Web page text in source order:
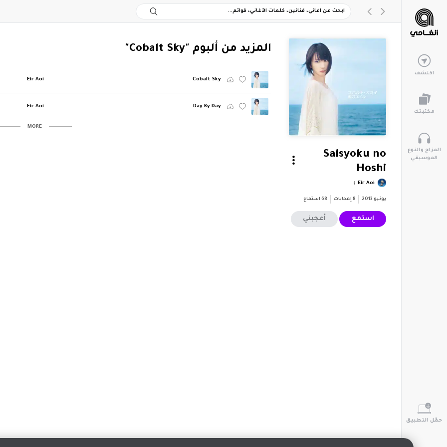
اكتشف
مكتبتك
المزاج والنوع
الموسيقي
حمّل التطبيق
Saisyoku no
Hoshi
Eir Aoi
يونيو 2013 8 إعجابات 68 استماع
استمع أعجبني
‏المزيد من ألبوم "Cobalt Sky"
Cobalt Sky
Eir Aoi
Day By Day
Eir Aoi
MORE